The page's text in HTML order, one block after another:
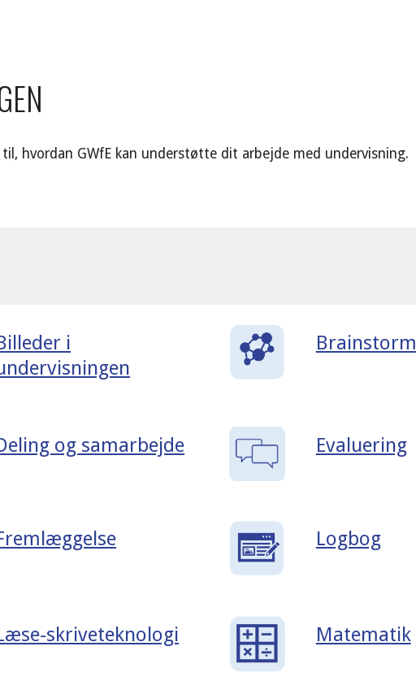
hvordan GWfE kan understøtte dit arbejde med undervisning.
i
Brainstorm
og samarbejde Evaluering
Logbog
skriveteknologi Matematik